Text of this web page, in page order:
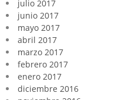
julio 2017
junio 2017
mayo 2017
abril 2017
marzo 2017
febrero 2017
enero 2017
diciembre 2016